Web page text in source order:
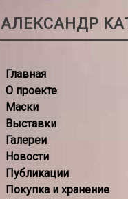
АЛЕКСАНДР
Главная
О проекте
Маски
Выставки
Галереи
Новости
Публикации
Покупка и хранение